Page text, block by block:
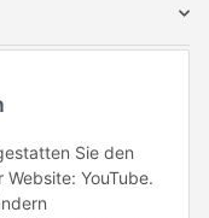
Sie den
YouTube.